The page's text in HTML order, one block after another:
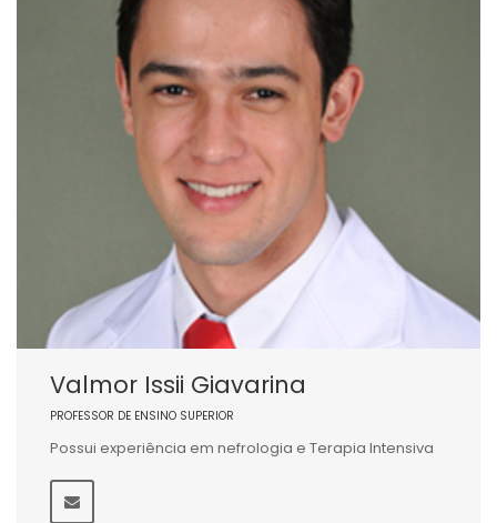
Valmor Issii Giavarina
PROFESSOR DE ENSINO SUPERIOR
Possui experiência em nefrologia e Terapia Intensiva